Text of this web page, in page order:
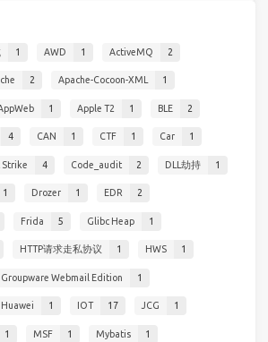
1 AWD 1 ActiveMQ 2
2 Apache-Cocoon-XML 1
1 Apple T2 1 BLE 2
4 CAN 1 CTF 1 Car 1
Strike 4 Code_audit 2 DLL劫持 1
1 Drozer 1 EDR 2
Frida 5 Glibc Heap 1
HTTP请求走私协议 1 HWS 1
Webmail Edition 1
Huawei 1 IOT 17 JCG 1
1 MSF 1 Mybatis 1